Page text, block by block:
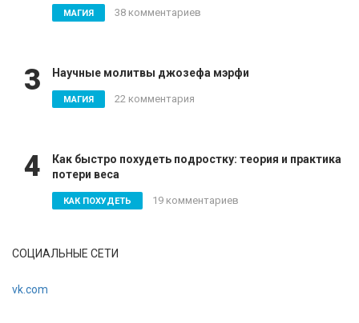
МАГИЯ 38 комментариев
3 Научные молитвы джозефа мэрфи
МАГИЯ 22 комментария
4
Как быстро похудеть подростку: теория и практика
потери веса
КАК ПОХУДЕТЬ 19 комментариев
СОЦИАЛЬНЫЕ СЕТИ
vk.com